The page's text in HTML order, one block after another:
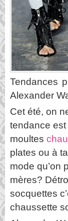
Tendances
Alexander
Cet été, on
tendance est
moultes
plates ou à
mode qu’on
mères?
socquettes
chaussette